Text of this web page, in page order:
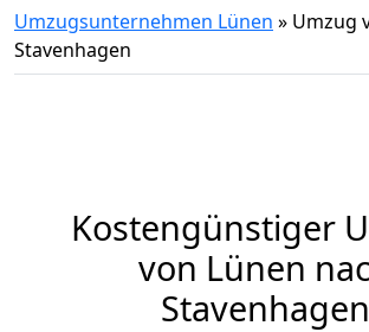
Umzugsunternehmen Lünen » Umzug
Stavenhagen
Kostengünstiger
von Lünen
Stavenhagen